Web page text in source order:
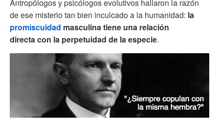
Antropólogos y psicólogos evolutivos hallaron la razón
de ese misterio tan bien inculcado a la humanidad: la
promiscuidad masculina tiene una relación
directa con la perpetuidad de la especie.